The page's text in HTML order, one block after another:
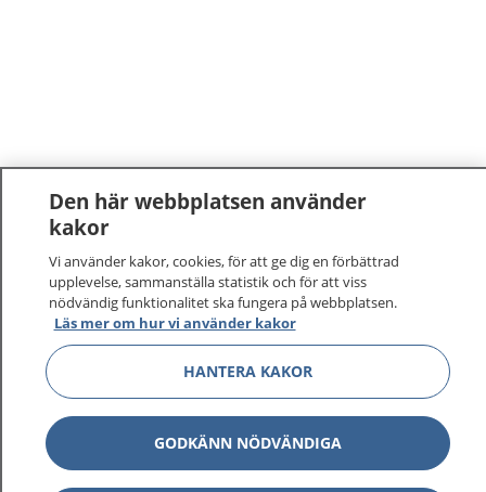
Den här webbplatsen använder
kakor
Vi använder kakor, cookies, för att ge dig en förbättrad
upplevelse, sammanställa statistik och för att viss
nödvändig funktionalitet ska fungera på webbplatsen.
Läs mer om hur vi använder kakor
HANTERA KAKOR
GODKÄNN NÖDVÄNDIGA